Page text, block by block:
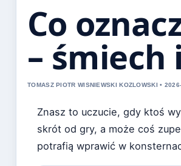
Co
– śmiech
TOMASZ PIOTR WISNIEWSKI KOZLOWSKI •
Znasz to uczucie, gdy ktoś
skrót od gry, a może coś
potrafią wprawić w